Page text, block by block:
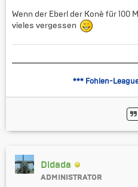
Wenn der Eberl der Konè für 100
vieles vergessen
*** Fohlen-
Didada
ADMINISTRATOR